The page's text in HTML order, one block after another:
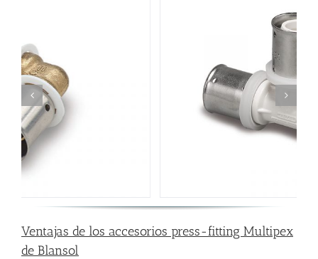
Ventajas de los accesorios press-fitting Multipex
de Blansol